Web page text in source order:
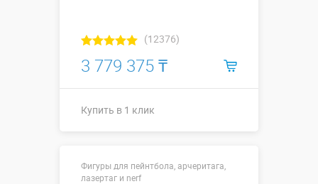
(12376)
3 779 375 ₸
Купить в 1 клик
Фигуры для пейнтбола, арчеритага,
лазертаг и nerf